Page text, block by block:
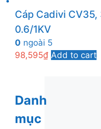
Cáp Cadivi
0.6/1KV
0 ngoài 5
98,595₫ Add to cart
Danh
mục